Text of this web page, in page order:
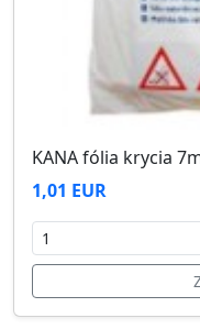
KANA fólia krycia
1,01 EUR